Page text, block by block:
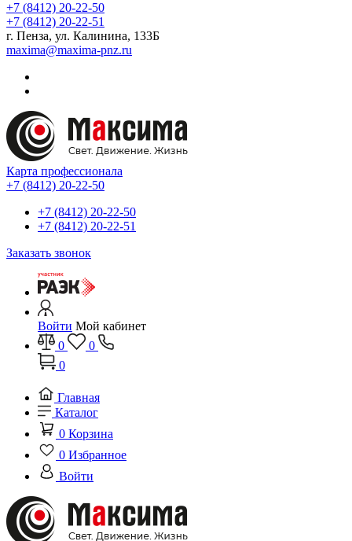
+7 (8412) 20-22-50
+7 (8412) 20-22-51
г. Пенза, ул. Калинина, 133Б
maxima@maxima-pnz.ru
Карта профессионала
+7 (8412) 20-22-50
+7 (8412) 20-22-50
+7 (8412) 20-22-51
Заказать звонок
Войти Мой кабинет
0
0
0
Главная
Каталог
0 Корзина
0 Избранное
Войти